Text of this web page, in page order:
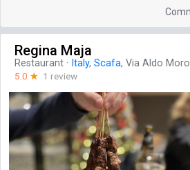
Regina Maja
Restaurant · Italy, Scafa, Via Aldo
5.0 ☆ 1 review